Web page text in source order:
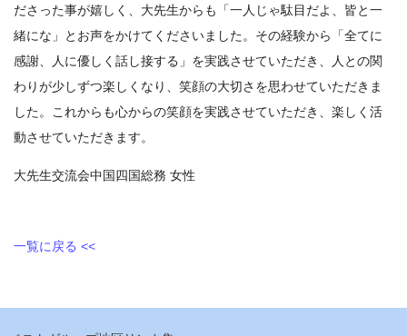
ださった事が嬉しく、大先生からも「一人じゃ駄目だよ、皆と一
緒にな」とお声をかけてくださいました。その経験から「全てに
感謝、人に優しく話し接する」を実践させていただき、人との関
わりが少しずつ楽しくなり、笑顔の大切さを思わせていただきま
した。これからも心からの笑顔を実践させていただき、楽しく活
動させていただきます。
大先生交流会中国四国総務 女性
一覧に戻る <<